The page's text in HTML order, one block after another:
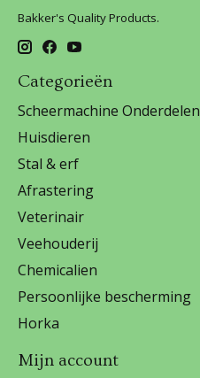
Bakker's Quality Products.
Categorieën
Scheermachine Onderdelen
Huisdieren
Stal & erf
Afrastering
Veterinair
Veehouderij
Chemicalien
Persoonlijke bescherming
Horka
Mijn account